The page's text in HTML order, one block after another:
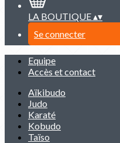
LA BOUTIQUE▴▾
Se connecter
Equipe
Accès et contact
Aïkibudo
Judo
Karaté
Kobudo
Taïso